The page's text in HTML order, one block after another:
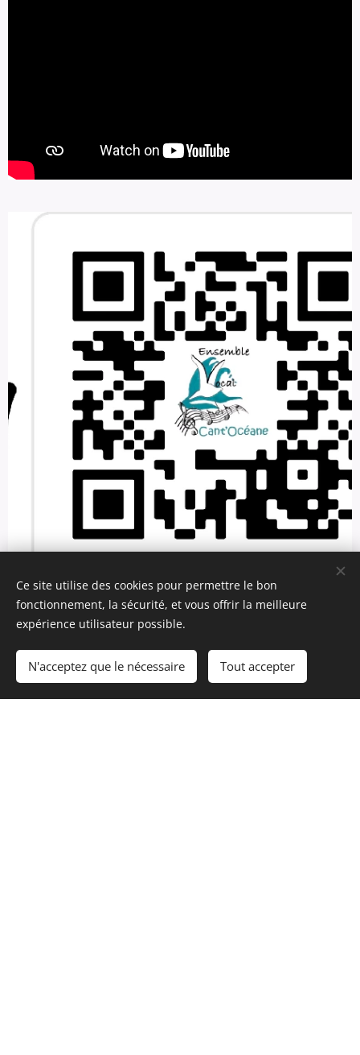
Ce site utilise des cookies pour permettre le bon
fonctionnement, la sécurité, et vous offrir la meilleure
expérience utilisateur possible.
N'acceptez que le nécessaire Tout accepter